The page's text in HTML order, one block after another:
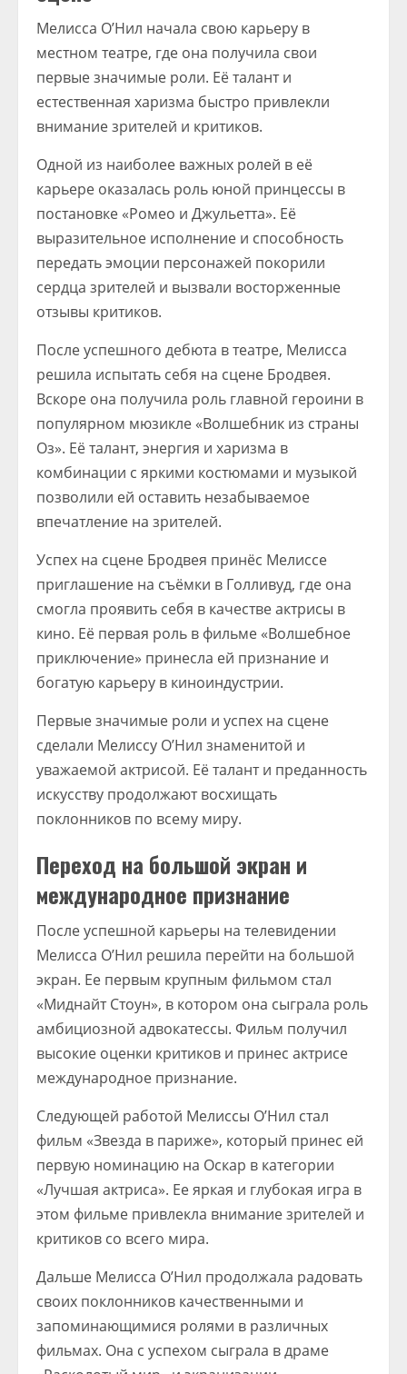
Мелисса О’Нил начала свою карьеру в
местном театре, где она получила свои
первые значимые роли. Её талант и
естественная харизма быстро привлекли
внимание зрителей и критиков.
Одной из наиболее важных ролей в её
карьере оказалась роль юной принцессы в
постановке «Ромео и Джульетта». Её
выразительное исполнение и способность
передать эмоции персонажей покорили
сердца зрителей и вызвали восторженные
отзывы критиков.
После успешного дебюта в театре, Мелисса
решила испытать себя на сцене Бродвея.
Вскоре она получила роль главной героини в
популярном мюзикле «Волшебник из страны
Оз». Её талант, энергия и харизма в
комбинации с яркими костюмами и музыкой
позволили ей оставить незабываемое
впечатление на зрителей.
Успех на сцене Бродвея принёс Мелиссе
приглашение на съёмки в Голливуд, где она
смогла проявить себя в качестве актрисы в
кино. Её первая роль в фильме «Волшебное
приключение» принесла ей признание и
богатую карьеру в киноиндустрии.
Первые значимые роли и успех на сцене
сделали Мелиссу О’Нил знаменитой и
уважаемой актрисой. Её талант и преданность
искусству продолжают восхищать
поклонников по всему миру.
Переход на большой экран и
международное признание
После успешной карьеры на телевидении
Мелисса О’Нил решила перейти на большой
экран. Ее первым крупным фильмом стал
«Миднайт Стоун», в котором она сыграла роль
амбициозной адвокатессы. Фильм получил
высокие оценки критиков и принес актрисе
международное признание.
Следующей работой Мелиссы О’Нил стал
фильм «Звезда в париже», который принес ей
первую номинацию на Оскар в категории
«Лучшая актриса». Ее яркая и глубокая игра в
этом фильме привлекла внимание зрителей и
критиков со всего мира.
Дальше Мелисса О’Нил продолжала радовать
своих поклонников качественными и
запоминающимися ролями в различных
фильмах. Она с успехом сыграла в драме